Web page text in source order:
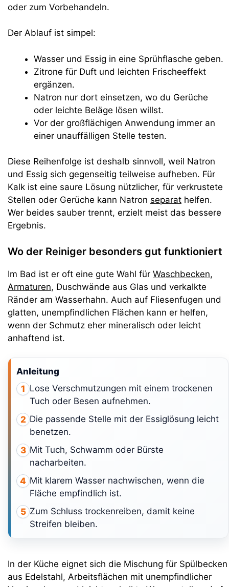
oder zum Vorbehandeln.
Der Ablauf ist simpel:
Wasser und Essig in eine Sprühflasche geben.
Zitrone für Duft und leichten Frischeeffekt
ergänzen.
Natron nur dort einsetzen, wo du Gerüche
oder leichte Beläge lösen willst.
Vor der großflächigen Anwendung immer an
einer unauffälligen Stelle testen.
Diese Reihenfolge ist deshalb sinnvoll, weil Natron
und Essig sich gegenseitig teilweise aufheben. Für
Kalk ist eine saure Lösung nützlicher, für verkrustete
Stellen oder Gerüche kann Natron separat helfen.
Wer beides sauber trennt, erzielt meist das bessere
Ergebnis.
Wo der Reiniger besonders gut funktioniert
Im Bad ist er oft eine gute Wahl für Waschbecken,
Armaturen, Duschwände aus Glas und verkalkte
Ränder am Wasserhahn. Auch auf Fliesenfugen und
glatten, unempfindlichen Flächen kann er helfen,
wenn der Schmutz eher mineralisch oder leicht
anhaftend ist.
Anleitung
1 Lose Verschmutzungen mit einem trockenen
Tuch oder Besen aufnehmen.
2 Die passende Stelle mit der Essiglösung leicht
benetzen.
3 Mit Tuch, Schwamm oder Bürste
nacharbeiten.
4 Mit klarem Wasser nachwischen, wenn die
Fläche empfindlich ist.
5 Zum Schluss trockenreiben, damit keine
Streifen bleiben.
In der Küche eignet sich die Mischung für Spülbecken
aus Edelstahl, Arbeitsflächen mit unempfindlicher